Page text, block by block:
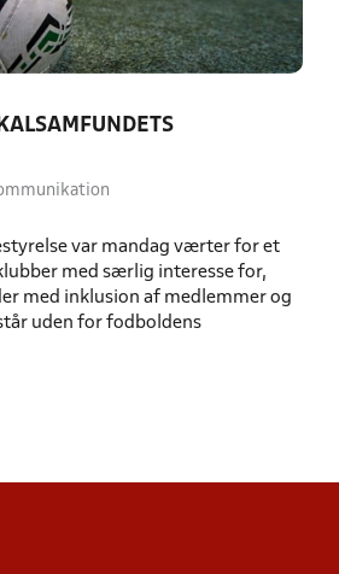
var mandag værter for et
med særlig interesse for,
med inklusion af medlemmer og
uden for fodboldens